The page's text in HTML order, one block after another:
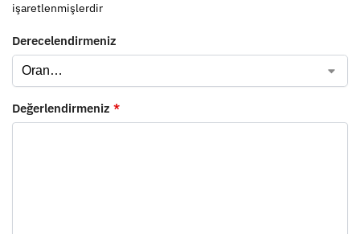
işaretlenmişlerdir
Derecelendirmeniz
Değerlendirmeniz *